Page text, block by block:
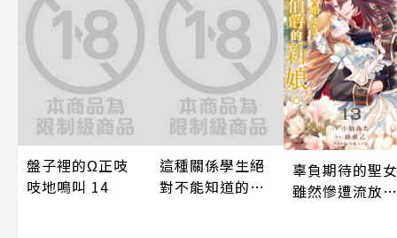
盤子裡的Ω正吱
吱地鳴叫 14
這種關係學生絕
對不能知道的
辜負期待的聖女
雖然慘遭流放，